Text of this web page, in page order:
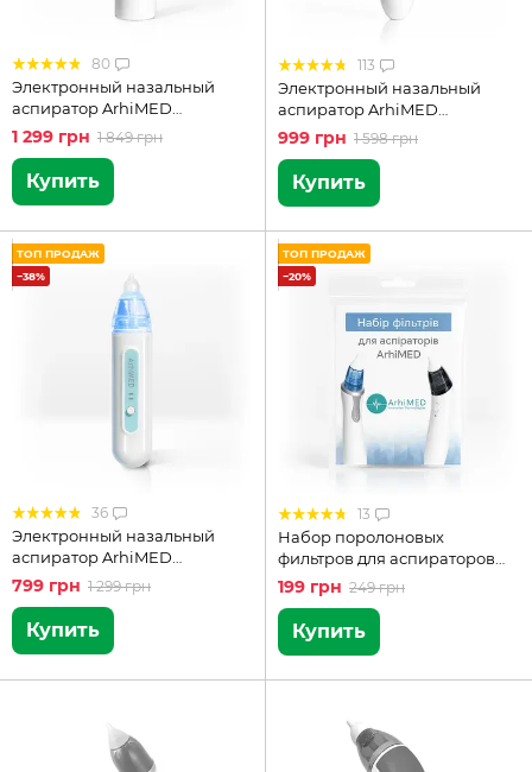
80
Электронный назальный
аспиратор ArhiMED
EcoBreath PRO
1 299 грн 1 849 грн
Купить
113
Электронный назальный
аспиратор ArhiMED
EcoBreath SE
999 грн 1 598 грн
Купить
ТОП ПРОДАЖ
−38%
36
Электронный назальный
аспиратор ArhiMED
EcoBreath Basic
799 грн 1 299 грн
Купить
ТОП ПРОДАЖ
−20%
13
Набор поролоновых
фильтров для аспираторов
ArhiMED
199 грн 249 грн
Купить